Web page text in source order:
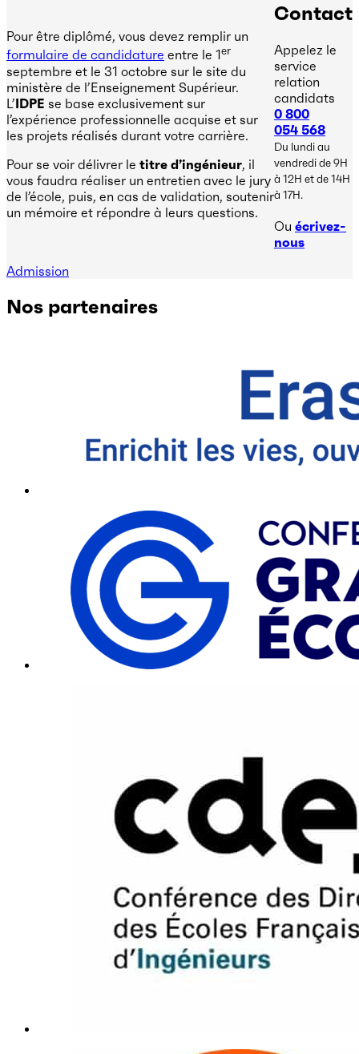
Pour être diplômé, vous devez remplir un
formulaire de candidature entre le 1er
septembre et le 31 octobre sur le site du
ministère de l’Enseignement Supérieur.
L’IDPE se base exclusivement sur
l’expérience professionnelle acquise et sur
les projets réalisés durant votre carrière.
Pour se voir délivrer le titre d’ingénieur, il
vous faudra réaliser un entretien avec le jury
de l’école, puis, en cas de validation, soutenir
un mémoire et répondre à leurs questions.
Contact
Appelez le
service
relation
candidats
0 800
054 568
Du lundi au
vendredi de 9H
à 12H et de 14H
à 17H.
Ou écrivez-
nous
Admission
Nos partenaires